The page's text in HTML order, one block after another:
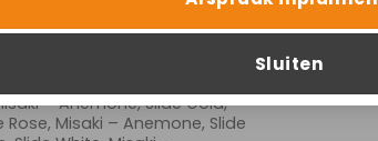
Sluiten
Beehive White, Misaki –
– Anemone, Cross Gold,
Rose, Misaki – Anemone,
Cross White, Misaki –
– Anemone, Slide Gold,
Misaki – Anemone, Slide